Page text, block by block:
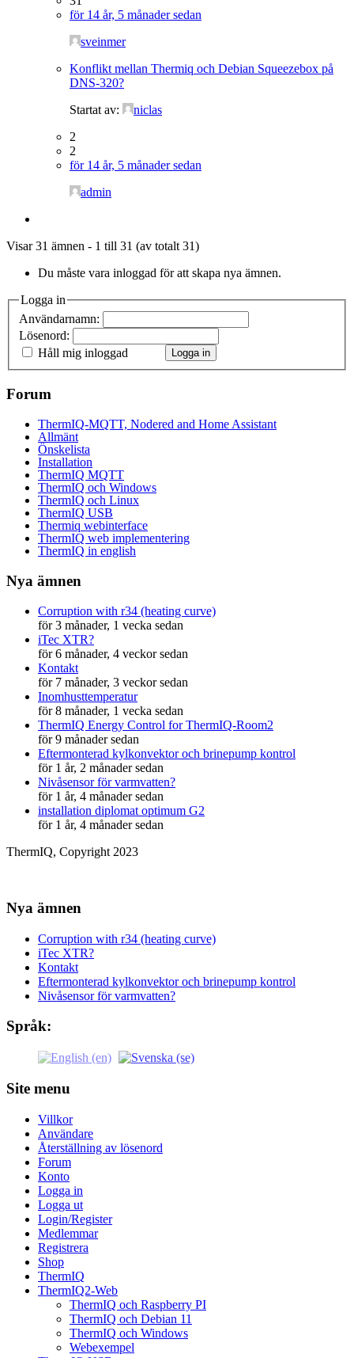
för 14 år, 5 månader sedan
sveinmer
Konflikt mellan Thermiq och Debian Squeezebox på
DNS-320?
Startat av:
niclas
2
2
för 14 år, 5 månader sedan
admin
Visar 31 ämnen - 1 till 31 (av totalt 31)
Du måste vara inloggad för att skapa nya ämnen.
Logga in
Användarnamn:
Lösenord:
Håll mig inloggad
Logga in
Forum
ThermIQ-MQTT, Nodered and Home Assistant
Allmänt
Önskelista
Installation
ThermIQ MQTT
ThermIQ och Windows
ThermIQ och Linux
ThermIQ USB
Thermiq webinterface
ThermIQ web implementering
ThermIQ in english
Nya ämnen
Corruption with r34 (heating curve)
för 3 månader, 1 vecka sedan
iTec XTR?
för 6 månader, 4 veckor sedan
Kontakt
för 7 månader, 3 veckor sedan
Inomhusttemperatur
för 8 månader, 1 vecka sedan
ThermIQ Energy Control for ThermIQ-Room2
för 9 månader sedan
Eftermonterad kylkonvektor och brinepump kontrol
för 1 år, 2 månader sedan
Nivåsensor för varmvatten?
för 1 år, 4 månader sedan
installation diplomat optimum G2
för 1 år, 4 månader sedan
ThermIQ, Copyright 2023
Nya ämnen
Corruption with r34 (heating curve)
iTec XTR?
Kontakt
Eftermonterad kylkonvektor och brinepump kontrol
Nivåsensor för varmvatten?
Språk:
Site menu
Villkor
Användare
Återställning av lösenord
Forum
Konto
Logga in
Logga ut
Login/Register
Medlemmar
Registrera
Shop
ThermIQ
ThermIQ2-Web
ThermIQ och Raspberry PI
ThermIQ och Debian 11
ThermIQ och Windows
Webexempel